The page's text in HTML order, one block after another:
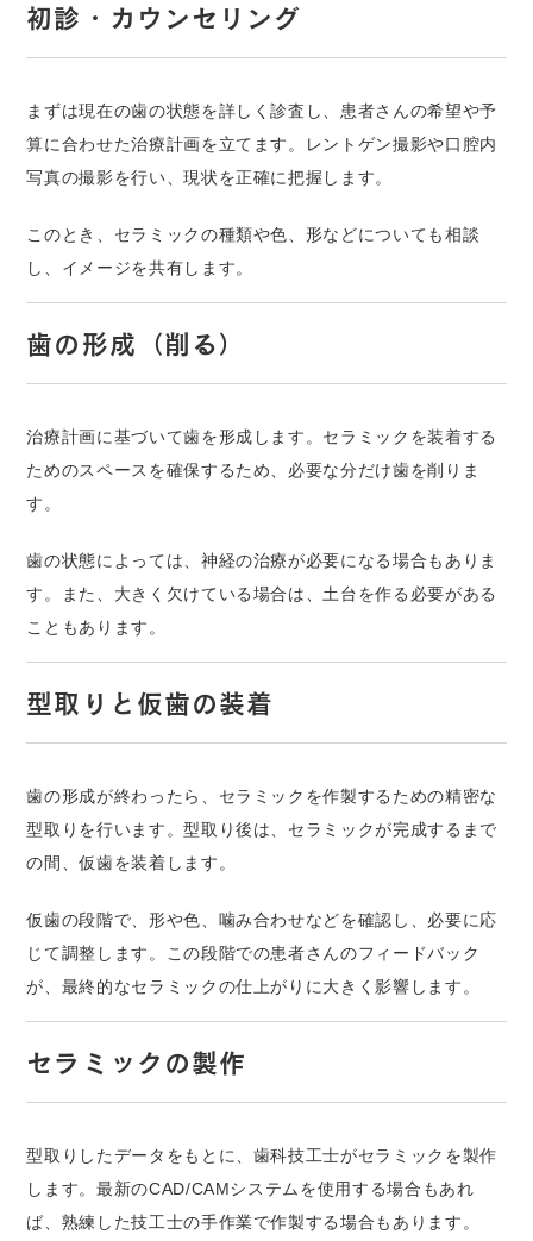
初診・カウンセリング
まずは現在の歯の状態を詳しく診査し、患者さんの希望や予
算に合わせた治療計画を立てます。レントゲン撮影や口腔内
写真の撮影を行い、現状を正確に把握します。
このとき、セラミックの種類や色、形などについても相談
し、イメージを共有します。
歯の形成（削る）
治療計画に基づいて歯を形成します。セラミックを装着する
ためのスペースを確保するため、必要な分だけ歯を削りま
す。
歯の状態によっては、神経の治療が必要になる場合もありま
す。また、大きく欠けている場合は、土台を作る必要がある
こともあります。
型取りと仮歯の装着
歯の形成が終わったら、セラミックを作製するための精密な
型取りを行います。型取り後は、セラミックが完成するまで
の間、仮歯を装着します。
仮歯の段階で、形や色、噛み合わせなどを確認し、必要に応
じて調整します。この段階での患者さんのフィードバック
が、最終的なセラミックの仕上がりに大きく影響します。
セラミックの製作
型取りしたデータをもとに、歯科技工士がセラミックを製作
します。最新のCAD/CAMシステムを使用する場合もあれ
ば、熟練した技工士の手作業で作製する場合もあります。